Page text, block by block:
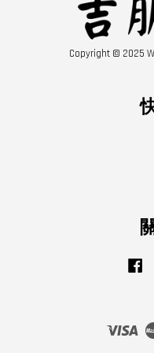
Copyright © 2025